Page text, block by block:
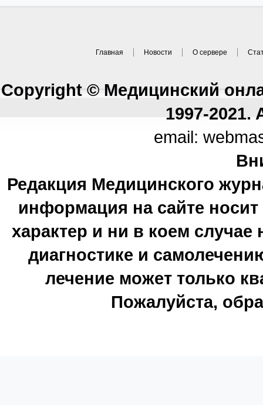
Главная Новости О сервере
Copyright © Медицинский
1997-2021.
email:
Редакция Медицинского
информация на сайте
характер и ни в коем
диагностике и
лечение может только
Пожалуйста,